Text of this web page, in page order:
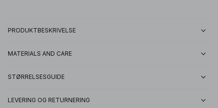
PRODUKTBESKRIVELSE
MATERIALS AND CARE
STØRRELSESGUIDE
LEVERING OG RETURNERING